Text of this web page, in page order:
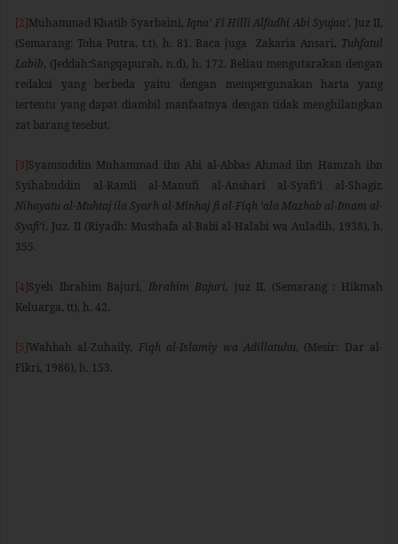
[2]Muhammad Khatib Syarbaini,Iqna’ Fi Hilli Alfadhi Abi Syujaa’, Juz II,
(Semarang: Toha Putra, t.t), h. 81. Baca juga Zakaria Ansari, Tuhfatul
Labib, (Jeddah:Sangqapurah, n.d), h. 172. Beliau mengutarakan dengan
redaksi yang berbeda yaitu dengan mempergunakan harta yang
tertentu yang dapat diambil manfaatnya dengan tidak menghilangkan
zat barang tesebut.
[3]Syamsuddin Muhammad ibn Abi al-Abbas Ahmad ibn Hamzah ibn
Syihabuddin al-Ramli al-Manufi al-Anshari al-Syafi’i al-Shagir,
Nihayatu al-Muhtaj ila Syarh al-Minhaj fi al-Fiqh ‘ala Mazhab al-Imam al-
Syafi’i, Juz. II (Riyadh: Musthafa al-Babi al-Halabi wa Auladih, 1938), h.
355.
[4]Syeh Ibrahim Bajuri, Ibrahim Bajuri, juz II, (Semarang : Hikmah
Keluarga, tt), h. 42.
[5]Wahbah al-Zuhaily, Fiqh al-Islamiy wa Adillatuhu, (Mesir: Dar al-
Fikri, 1986), h. 153.